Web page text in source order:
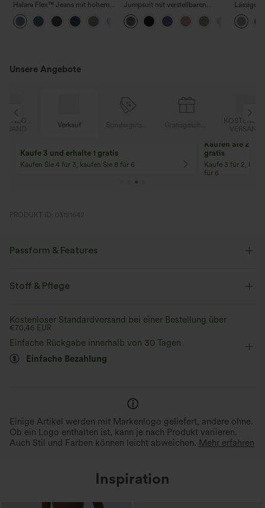
Halara Flex™ Jeans mit hohem
Bund und Taschen,
gewaschener, lässiger Bootcut
Jumpsuit mit verstellbaren
Trägern, gerafftem Detail,
weitem Bein und meliertem
Stoff, lässig, mit Taschen - Easy
Lässige
Taschen
Unsere Angebote
Kaufe 3 und erhalte 1 gratis
Kaufen Sie 4 für 3, kaufen Sie 8 für 6
Kaufen Sie 2
gratis
Kaufe 3 für 2,
für 6
PRODUKT ID: 03121642
Passform & Features
mit hohem Bund
Stoff & Pflege
Kostenloser Standardversand bei einer Bestellung über
€70,46 EUR
Einfache Rückgabe innerhalb von 30 Tagen
Einfache Bezahlung
Einige Artikel werden mit Markenlogo geliefert, andere ohne.
Ob ein Logo enthalten ist, kann je nach Produkt variieren.
Auch Stil und Farben können leicht abweichen. Mehr erfahren
Inspiration